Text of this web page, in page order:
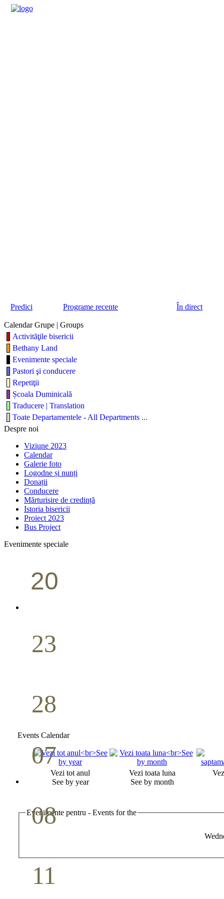
Predici Programe recente În direct
Calendar Grupe | Groups
Activităţile bisericii
Bethany Land
Evenimente speciale
Pastori şi conducere
Repetiţii
Școala Duminicală
Traducere | Translation
Toate Departamentele - All Departments ...
Despre noi
Viziune 2023
Calendar
Galerie foto
Logodne și nunți
Donații
Conducere
Mărturisire de credință
Istoria bisericii
Proiect 2023
Bus Project
Evenimente speciale
20
23
28
07 Cina Domnului
08 Studiu biblic pentru tineri
11
Events Calendar
Vezi tot anul
See by year
Vezi toata luna
See by month
Evenimente pentru - Events for the